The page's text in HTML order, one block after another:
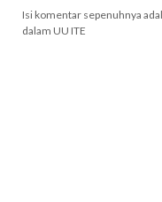
Isi komentar sepenuhnya
dalam UU ITE